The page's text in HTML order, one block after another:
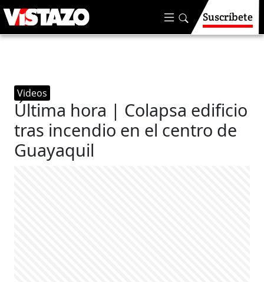
Suscríbete
Videos
Última hora | Colapsa edificio
tras incendio en el centro de
Guayaquil